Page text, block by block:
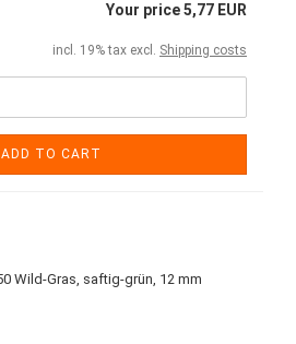
Your price 5,77 EUR
incl. 19% tax excl. Shipping costs
ADD TO CART